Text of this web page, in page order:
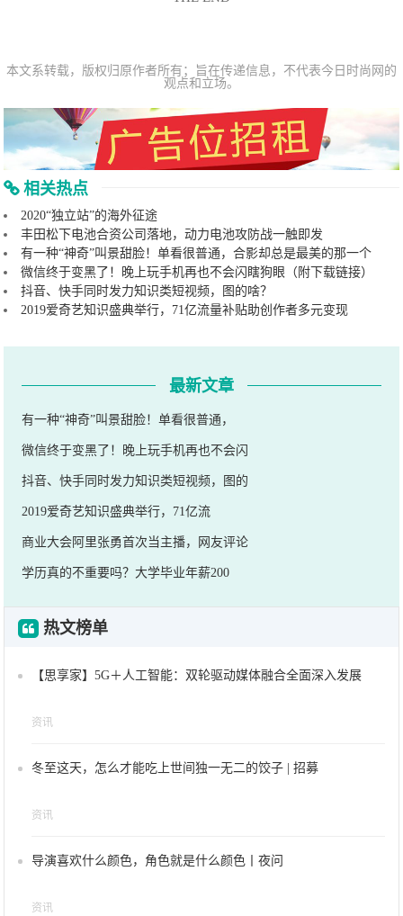
本文系转载，版权归原作者所有；旨在传递信息，不代表今日时尚网的
观点和立场。
相关热点
2020“独立站”的海外征途
丰田松下电池合资公司落地，动力电池攻防战一触即发
有一种“神奇”叫景甜脸！单看很普通，合影却总是最美的那一个
微信终于变黑了！晚上玩手机再也不会闪瞎狗眼（附下载链接）
抖音、快手同时发力知识类短视频，图的啥？
2019爱奇艺知识盛典举行，71亿流量补贴助创作者多元变现
最新文章
有一种“神奇”叫景甜脸！单看很普通，
微信终于变黑了！晚上玩手机再也不会闪
抖音、快手同时发力知识类短视频，图的
2019爱奇艺知识盛典举行，71亿流
商业大会阿里张勇首次当主播，网友评论
学历真的不重要吗？大学毕业年薪200
热文榜单
【思享家】5G＋人工智能：双轮驱动媒体融合全面深入发展
资讯
冬至这天，怎么才能吃上世间独一无二的饺子 | 招募
资讯
导演喜欢什么颜色，角色就是什么颜色丨夜问
资讯